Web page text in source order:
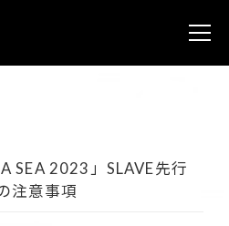
LUNA
SEA 2023」SLAVE先行
注意事項